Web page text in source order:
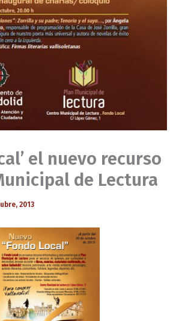
el nuevo recurso
de Lectura
2013